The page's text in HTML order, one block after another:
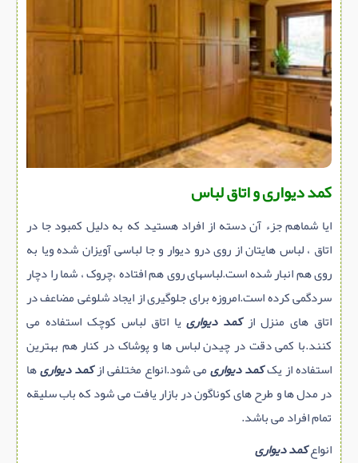
سازه پیش ساخته
سنگ ساختمانی
عایق ساختمان
سرویس بهداشتی
پله,نرده,حفاظ
برقی,روشنایی,ایمنی
ابزار آلات ساختمانی
تعمیر و نگهداری ساختمان
محوطه سازی و نما
ماشین آلات ساختمانی
ژئوتکنیک
متفرقه
کمد دیواری و اتاق لباس
ایا شماهم جزء آن دسته از افراد هستید که به دلیل کمبود جا در
اتاق ، لباس هایتان از روی درو دیوار و جا لباسی آویزان شده ویا به
روی هم انبار شده است.لباسهای روی هم افتاده ،چروک ، شما را دچار
سردگمی کرده است.امروزه برای جلوگیری از ایجاد شلوغی مضاعف در
اتاق های منزل ازکمد دیوارییا اتاق لباس کوچک استفاده می
کنند.با کمی دقت در چیدن لباس ها و پوشاک در کنار هم بهترین
استفاده از یککمد دیواریمی شود.انواع مختلفی ازکمد دیواریها
در مدل ها و طرح های کوناگون در بازار یافت می شود که باب سلیقه
تمام افراد می باشد.
انواعکمد دیواری